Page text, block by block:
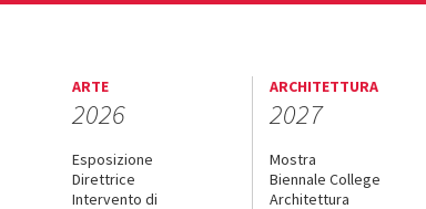
ARTE
2026
Esposizione
Direttrice
Intervento di
ARCHITETTURA
2027
Mostra
Biennale College
Architettura